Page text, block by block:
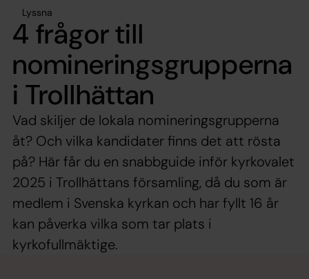
Lyssna
4 frågor till
nomineringsgrupperna
i Trollhättan
Vad skiljer de lokala nomineringsgrupperna
åt? Och vilka kandidater finns det att rösta
på? Här får du en snabbguide inför kyrkovalet
2025 i Trollhättans församling, då du som är
medlem i Svenska kyrkan och har fyllt 16 år
kan påverka vilka som tar plats i
kyrkofullmäktige.